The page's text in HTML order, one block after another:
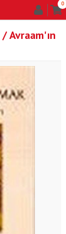
0
Avraam'ın